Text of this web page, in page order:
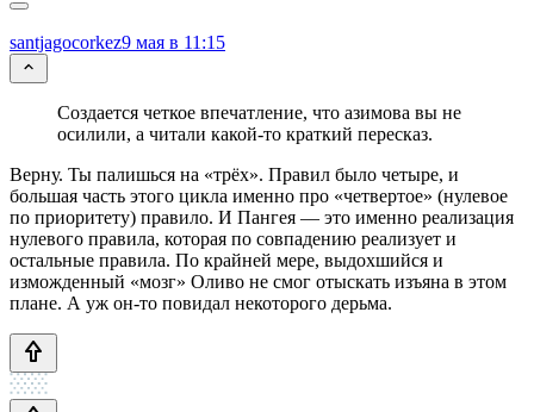
santjagocorkez9 мая в 11:15
Создается четкое впечатление, что азимова вы не
осилили, а читали какой-то краткий пересказ.
Верну. Ты палишься на «трёх». Правил было четыре, и
большая часть этого цикла именно про «четвертое» (нулевое
по приоритету) правило. И Пангея — это именно реализация
нулевого правила, которая по совпадению реализует и
остальные правила. По крайней мере, выдохшийся и
изможденный «мозг» Оливо не смог отыскать изъяна в этом
плане. А уж он-то повидал некоторого дерьма.